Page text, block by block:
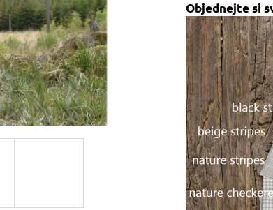
Objednejte si